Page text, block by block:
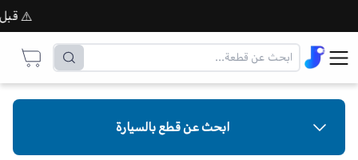
⚠️ قبل
ابحث عن قطع بالسيارة